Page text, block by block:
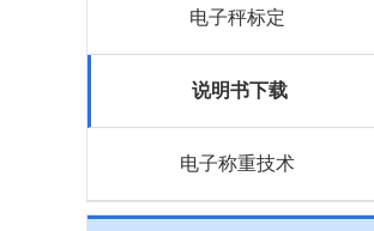
电子秤标定
说明书下载
电子称重技术